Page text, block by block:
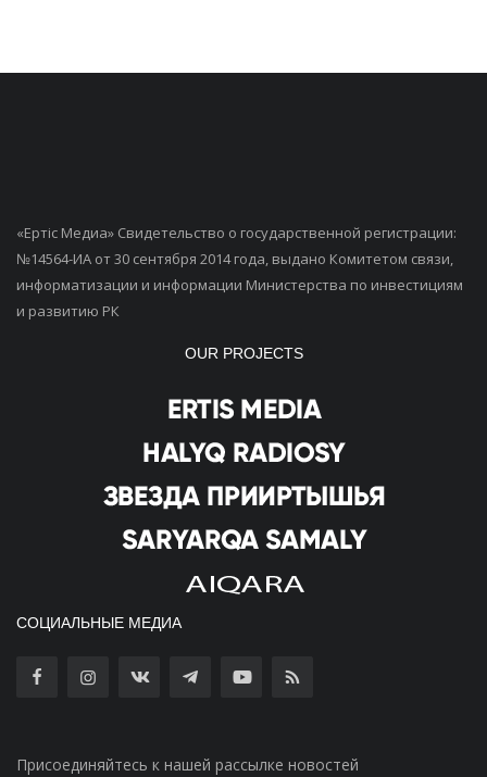
«Ертiс Медиа» Свидетельство о государственной регистрации:
№14564-ИА от 30 сентября 2014 года, выдано Комитетом связи,
информатизации и информации Министерства по инвестициям
и развитию РК
OUR PROJECTS
СОЦИАЛЬНЫЕ МЕДИА
Присоединяйтесь к нашей рассылке новостей